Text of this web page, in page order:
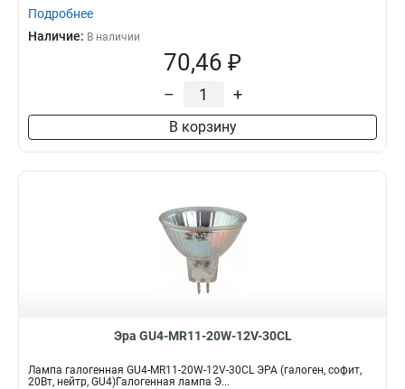
Подробнее
Наличие: В наличии
70,46 ₽
– +
В корзину
Эра GU4-MR11-20W-12V-30CL
Лампа галогенная GU4-MR11-20W-12V-30CL ЭРА (галоген, софит,
20Вт, нейтр, GU4)Галогенная лампа Э...